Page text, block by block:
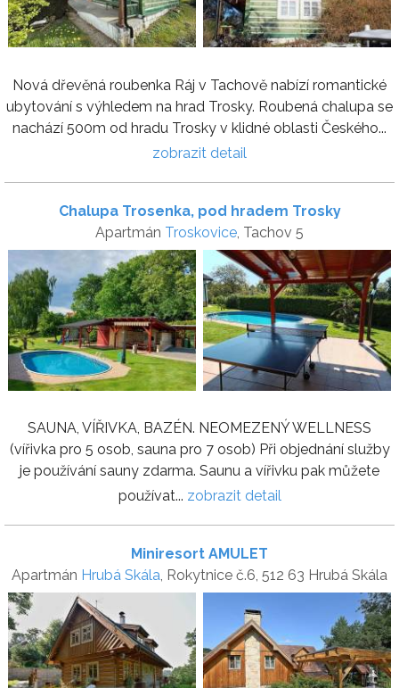
Nová dřevěná roubenka Ráj v Tachově nabízí romantické
ubytování s výhledem na hrad Trosky. Roubená chalupa se
nachází 500m od hradu Trosky v klidné oblasti Českého...
zobrazit detail
Chalupa Trosenka, pod hradem Trosky
Apartmán Troskovice , Tachov 5
SAUNA, VÍŘIVKA, BAZÉN. NEOMEZENÝ WELLNESS
(vířivka pro 5 osob, sauna pro 7 osob) Při objednání služby
je používání sauny zdarma. Saunu a vířivku pak můžete
používat... zobrazit detail
Miniresort AMULET
Apartmán Hrubá Skála, Rokytnice č.6, 512 63 Hrubá Skála